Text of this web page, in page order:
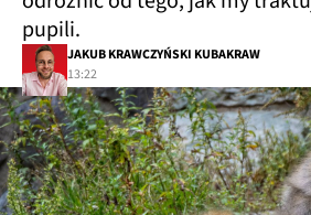
pupili.
JAKUB KRAWCZYŃSKI KUBAKRAW
13:22